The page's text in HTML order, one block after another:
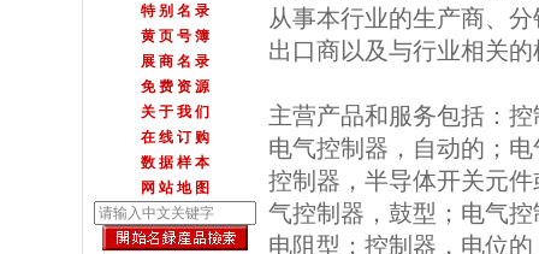
特 别 名 录
黄 页 号 簿
展 商 名 录
免 费 资 源
关 于 我 们
在 线 订 购
数 据 样 本
网 站 地 图
从事本行业的生产商、
出口商以及与行业相关
主营产品和服务包括：
电气控制器，自动的；
控制器，半导体开关元
气控制器，鼓型；电气
电阻型；控制器，电位